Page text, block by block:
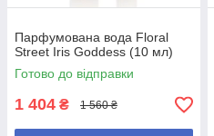
Парфумована вода Floral
Street Iris Goddess (10 мл)
Готово до відправки
1 404 ₴ 1 560 ₴